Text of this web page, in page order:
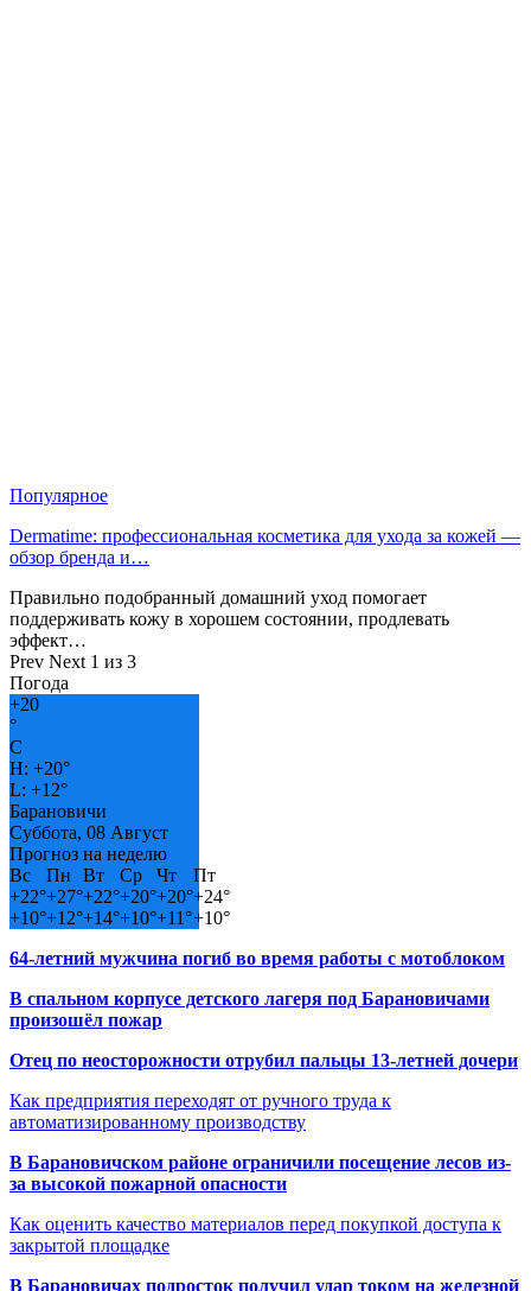
Популярное
Dermatime: профессиональная косметика для ухода за кожей —
обзор бренда и…
Правильно подобранный домашний уход помогает
поддерживать кожу в хорошем состоянии, продлевать
эффект…
Prev Next 1 из 3
Погода
+20
°
C
H: +20°
L: +12°
Барановичи
Суббота, 08 Август
Прогноз на неделю
Вс
Пн Вт Ср Чт
Пт
+22°+27°+22°+20°+20°+24°
+10°+12°+14°+10°+11°+10°
64-летний мужчина погиб во время работы с мотоблоком
В спальном корпусе детского лагеря под Барановичами
произошёл пожар
Отец по неосторожности отрубил пальцы 13-летней дочери
Как предприятия переходят от ручного труда к
автоматизированному производству
В Барановичском районе ограничили посещение лесов из-
за высокой пожарной опасности
Как оценить качество материалов перед покупкой доступа к
закрытой площадке
В Барановичах подросток получил удар током на железной